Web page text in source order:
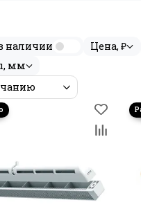
наличии Цена, ₽
мм